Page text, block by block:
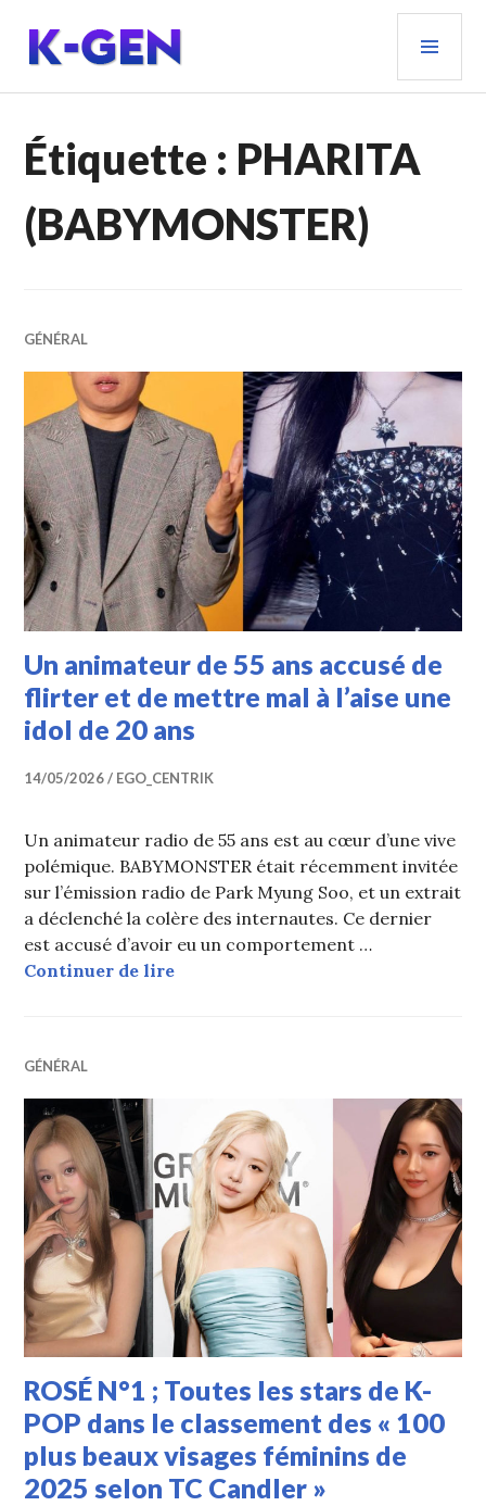
contenu
principal
K-GEN
Étiquette : PHARITA
(BABYMONSTER)
GÉNÉRAL
Un animateur de 55 ans accusé de
flirter et de mettre mal à l’aise une
idol de 20 ans
14/05/2026 EGO_CENTRIK
Un animateur radio de 55 ans est au cœur d’une vive
polémique. BABYMONSTER était récemment invitée
sur l’émission radio de Park Myung Soo, et un extrait
a déclenché la colère des internautes. Ce dernier
est accusé d’avoir eu un comportement …
Continuer de lireUn animateur de 55 ans accusé de
GÉNÉRAL
ROSÉ N°1 ; Toutes les stars de K-
POP dans le classement des « 100
plus beaux visages féminins de
2025 selon TC Candler »